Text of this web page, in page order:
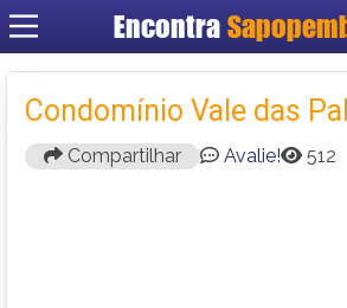
Encontra
Cadastrar
Criar conta
Condomínio Vale das
Compartilhar Avalie! 512